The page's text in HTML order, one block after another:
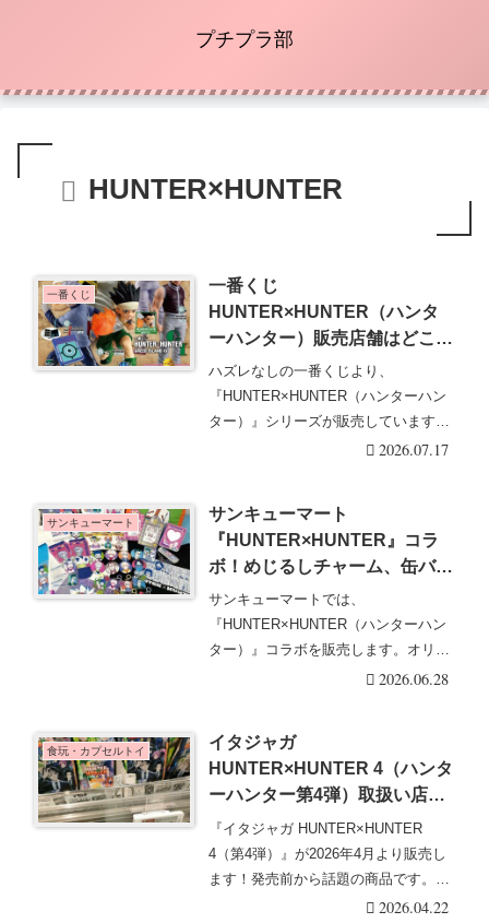
プチプラ部
HUNTER×HUNTER
一番くじ
一番くじ
HUNTER×HUNTER（ハンタ
ーハンター）販売店舗はどこ？
最新の発売日・口コミ・売り切
れ・再販まとめ！グリードアイ
ランド第2弾が2026/8/29よりフ
ァミマなどで新発売！
ハズレなしの一番くじより、
『HUNTER×HUNTER（ハンターハン
ター）』シリーズが販売しています！
限定の景品などで毎・・・続きを読む
2026.07.17
サンキューマート
サンキューマート
『HUNTER×HUNTER』コラ
ボ！めじるしチャーム、缶バッ
ジ、コレクトブックなど全33ア
イテムが2026/6/26より新発
売！販売方法、種類、口コミ、
サンキューマートでは、
『HUNTER×HUNTER（ハンターハン
ター）』コラボを販売します。オリジ
ナルデザインの雑貨アイ・・・続きを
2026.06.28
食玩・カプセルトイ
イタジャガ
HUNTER×HUNTER 4（ハンタ
ーハンター第4弾）取扱い店は
どこ？コンビニは？配列や再販
売まとめ！フラゲは？イオン、
ローソンも！メタリックプラカ
『イタジャガ HUNTER×HUNTER
4（第4弾）』が2026年4月より販売し
ます！発売前から話題の商品です。
2026.04.22